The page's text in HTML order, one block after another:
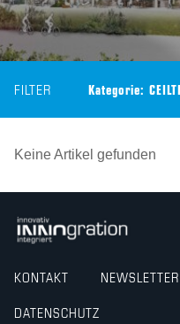
FILTER Kategorie:
Keine Artikel gefunden
KONTAKT NEWSLETTER
DATENSCHUTZ